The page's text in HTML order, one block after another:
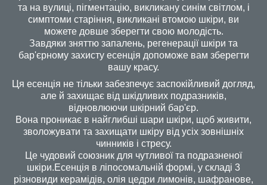
та на вулиці, пігментацію, викликану синім світлом, і
симптоми старіння, викликані втомою шкіри, ви
можете довше зберегти свою молодість.
Завдяки зняттю запалень, регенерації шкіри та
бар'єрному захисту есенція допоможе вам зберегти
вашу красу.
Ця есенція не тільки забезпечує заспокійливий догляд,
але й захищає від шкідливих подразників,
відновлюючи шкірний бар'єр.
Вона проникає в найглибші шари шкіри, щоб живити,
зволожувати та захищати шкіру від усіх зовнішніх
чинників і стресу.
Це чудовий союзник для чутливої та подразненої
шкіри.Есенція в ліпосомальній формі, у складі 3
різновиди керамідів, олія цедри лимонів, шафранове,